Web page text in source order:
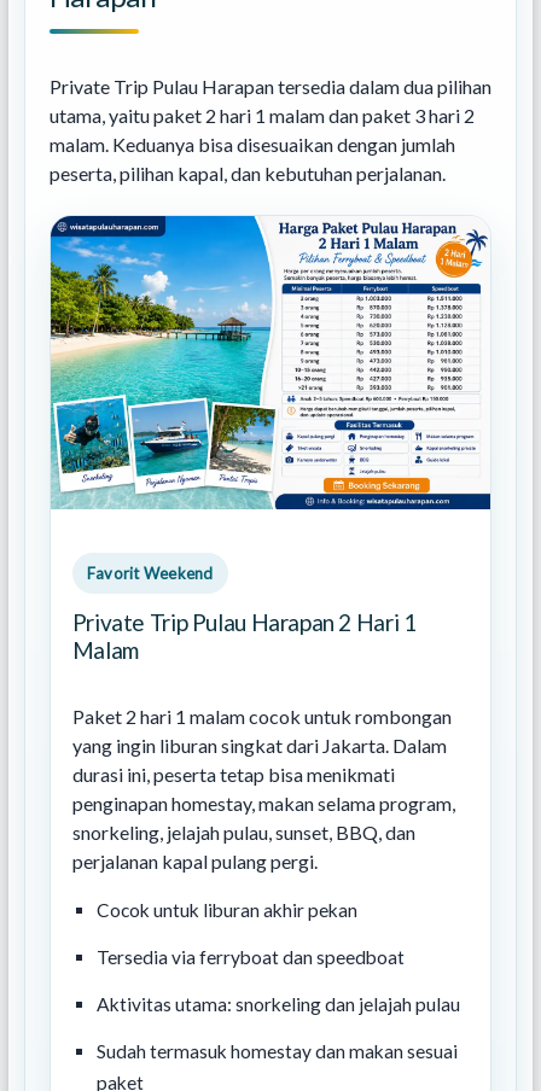
Private Trip Pulau Harapan tersedia dalam dua pilihan
utama, yaitu paket 2 hari 1 malam dan paket 3 hari 2
malam. Keduanya bisa disesuaikan dengan jumlah
peserta, pilihan kapal, dan kebutuhan perjalanan.
Favorit Weekend
Private Trip Pulau Harapan 2 Hari 1
Malam
Paket 2 hari 1 malam cocok untuk rombongan
yang ingin liburan singkat dari Jakarta. Dalam
durasi ini, peserta tetap bisa menikmati
penginapan homestay, makan selama program,
snorkeling, jelajah pulau, sunset, BBQ, dan
perjalanan kapal pulang pergi.
Cocok untuk liburan akhir pekan
Tersedia via ferryboat dan speedboat
Aktivitas utama: snorkeling dan jelajah pulau
Sudah termasuk homestay dan makan sesuai
paket